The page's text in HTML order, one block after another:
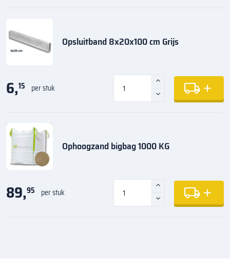
Opsluitband 8x20x100 cm Grijs
6,15 per stuk
Ophoogzand bigbag 1000 KG
89,95 per stuk